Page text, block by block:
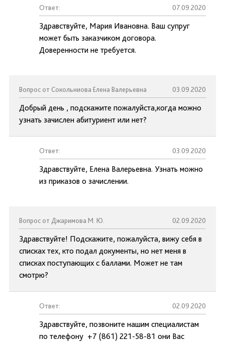
Ответ: 07.09.2020
Здравствуйте, Мария Ивановна. Ваш супруг
может быть заказчиком договора.
Доверенности не требуется.
Вопрос от Сокольниова Елена Валерьевна 03.09.2020
Добрый день , подскажите пожалуйста,когда можно
узнать зачислен абитуриент или нет?
Ответ: 03.09.2020
Здравствуйте, Елена Валерьевна. Узнать можно
из приказов о зачислении.
Вопрос от Джаримова М. Ю. 02.09.2020
Здравствуйте! Подскажите, пожалуйста, вижу себя в
списках тех, кто подал документы, но нет меня в
списках поступающих с баллами. Может не там
смотрю?
Ответ: 02.09.2020
Здравствуйте, позвоните нашим специалистам
по телефону +7 (861) 221-58-81 они Вас